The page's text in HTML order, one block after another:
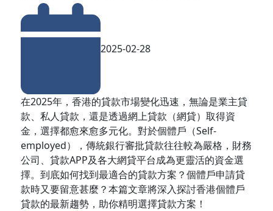
2025-02-28
在2025年，香港的貸款市場變化迅速，無論是業主貸
款、私人貸款，還是透過網上貸款（網貸）取得資
金，選擇都愈來愈多元化。對於個體戶（Self-
employed），傳統銀行審批貸款往往較為嚴格，財務
公司、貸款APP及各大網貸平台成為更靈活的資金選
擇。到底如何找到最適合的貸款方案？個體戶申請貸
款時又要留意甚麼？本篇文章將深入探討香港個體戶
貸款的最新趨勢，助你精明選擇貸款方案！